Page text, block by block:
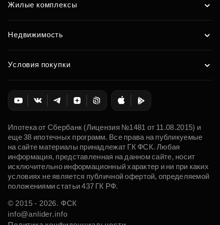
Жилые комплексы
Недвижимость
Условия покупки
Ипотека от Сбербанк (Лицензия №1481 от 11.08.2015) и
еще 38 ипотечных программ. Все права на публикуемые
на сайте материалы принадлежат ГК ФСК. Любая
информация, представленная на данном сайте, носит
исключительно информационный характер и ни при каких
условиях не является публичной офертой, определяемой
положениями статьи 437 ГК РФ.
© 2015 - 2026. ФСК
info@anlider.info